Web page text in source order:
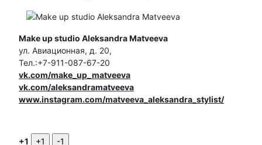
Make up studio Aleksandra Matveeva
ул. Авиационная, д. 20,
Тел.:+7-911-087-67-20
vk.com/make_up_matveeva
vk.com/aleksandramatveeva
www.instagram.com/matveeva_aleksandra_stylist/
+1